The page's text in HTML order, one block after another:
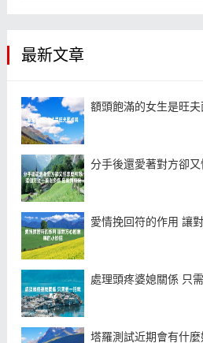
最新文章
額頭飽滿的女生是旺夫
分手後還愛著對方卻又
愛情挽回符的作用 讓
處理頭疼婆媳關係 只
塔羅測試近期會有什麼